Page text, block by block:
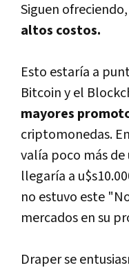
Siguen
altos costos.
Esto estarí­a a
Bitcoin y el
mayores
criptomonedas.
valí­a poco más de
llegarí­a a
no estuvo este
mercados en su
Draper se